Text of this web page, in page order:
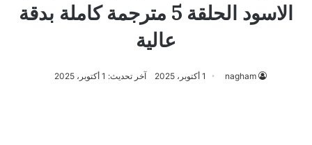
الاسود الحلقة 5 مترجمة كاملة بدقة
عالية
nagham 1 أكتوبر، 2025 آخر تحديث: 1 أكتوبر، 2025